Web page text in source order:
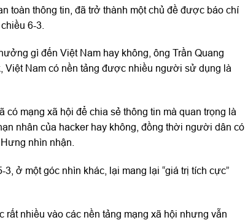
toàn thông tin, đã trở thành một chủ đề được báo chí
6-3.
gì đến Việt Nam hay không, ông Trần Quang
Việt Nam có nền tảng được nhiều người sử dụng là
có mạng xã hội để chia sẻ thông tin mà quan trọng là
nhân của hacker hay không, đồng thời người dân có
nhìn nhận.
ở một góc nhìn khác, lại mang lại “giá trị tích cực”
nhiều vào các nền tảng mạng xã hội nhưng vẫn